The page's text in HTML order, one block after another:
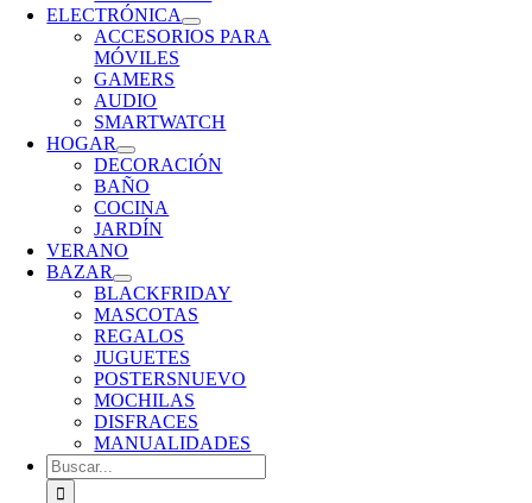
ELECTRÓNICA
ACCESORIOS PARA
MÓVILES
GAMERS
AUDIO
SMARTWATCH
HOGAR
DECORACIÓN
BAÑO
COCINA
JARDÍN
VERANO
BAZAR
BLACKFRIDAY
MASCOTAS
REGALOS
JUGUETES
POSTERSNUEVO
MOCHILAS
DISFRACES
MANUALIDADES
Buscar: